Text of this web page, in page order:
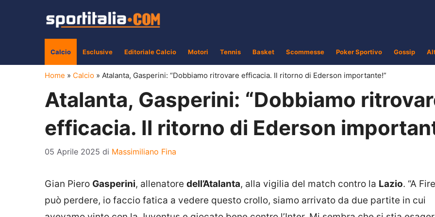
Calcio Esclusive Editoriale Calcio Motori Tennis Basket Scommesse Poker Sportivo Gossip
Home » Calcio » Atalanta, Gasperini: “Dobbiamo ritrovare efficacia. Il ritorno di Ederson importante!”
Atalanta, Gasperini: “Dobbiamo
efficacia. Il ritorno di Ederson
05 Aprile 2025 di Massimiliano Fina
Gian Piero Gasperini, allenatore dell’Atalanta, alla vigilia del match contro la Lazio. “A
può perdere, io faccio fatica a vedere questo crollo, siamo arrivato da due partite in cui